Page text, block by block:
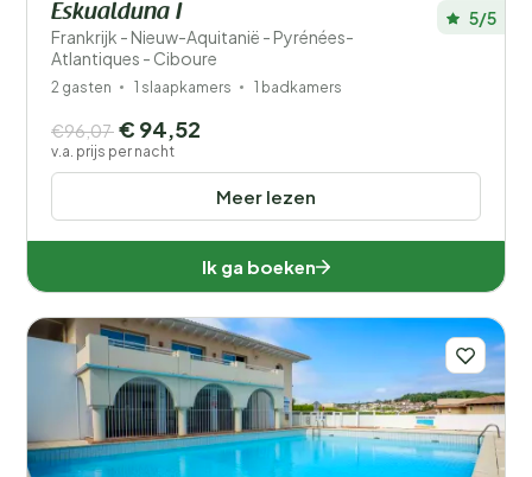
Eskualduna I
Frankrijk - Nieuw-Aquitanië - Pyrénées-
Atlantiques - Ciboure
5/5
2 gasten 1 slaapkamers 1 badkamers
Meer lezen
€96,07 € 94,52
v.a. prijs per nacht
Ik ga boeken